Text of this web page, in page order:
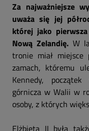
Za najważniejsze
uważa się jej
której jako
Nową Zelandię.W
tronie miał miejsce
zamach, któremu
Kennedy,
górnicza w Walii w
osoby, z których
Elżbieta II była